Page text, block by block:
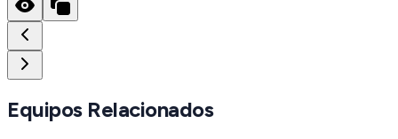
Equipos Relacionados